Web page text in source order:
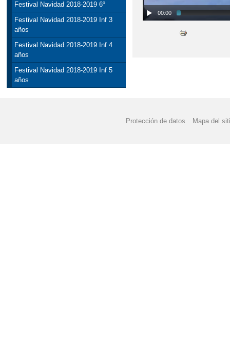
Festival Navidad 2018-2019 6º
Festival Navidad 2018-2019 Inf 3
años
Festival Navidad 2018-2019 Inf 4
años
Festival Navidad 2018-2019 Inf 5
años
00:00
Protección de datos Mapa del